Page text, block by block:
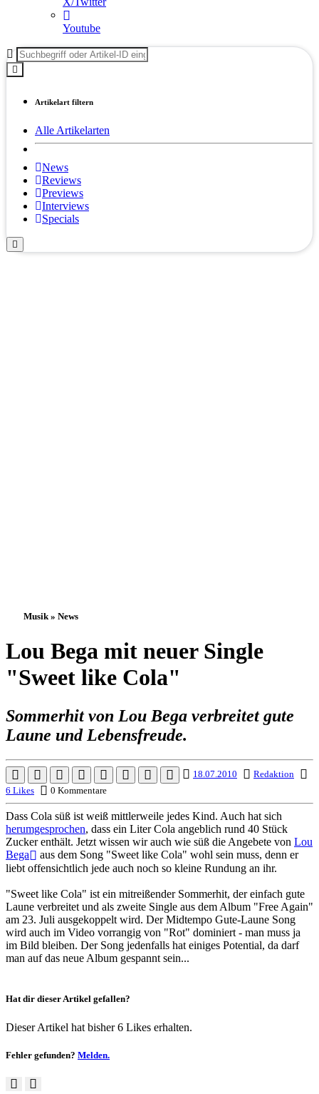
Youtube
Artikelart filtern
Alle Artikelarten
News
Reviews
Previews
Interviews
Specials
Musik » News
Lou Bega mit neuer Single
"Sweet like Cola"
Sommerhit von Lou Bega verbreitet gute
Laune und Lebensfreude.
18.07.2010
Redaktion
6 Likes
0 Kommentare
Dass Cola süß ist weiß mittlerweile jedes Kind. Auch hat sich
herumgesprochen, dass ein Liter Cola angeblich rund 40 Stück
Zucker enthält. Jetzt wissen wir auch wie süß die Angebete von Lou
Bega
aus dem Song "Sweet like Cola" wohl sein muss, denn er
liebt offensichtlich jede auch noch so kleine Rundung an ihr.
"Sweet like Cola" ist ein mitreißender Sommerhit, der einfach gute
Laune verbreitet und als zweite Single aus dem Album "Free Again"
am 23. Juli ausgekoppelt wird. Der Midtempo Gute-Laune Song
wird auch im Video vorrangig von "Rot" dominiert - man muss ja
im Bild bleiben. Der Song jedenfalls hat einiges Potential, da darf
man auf das neue Album gespannt sein...
Hat dir dieser Artikel gefallen?
Dieser Artikel hat bisher 6 Likes erhalten.
Fehler gefunden? Melden.